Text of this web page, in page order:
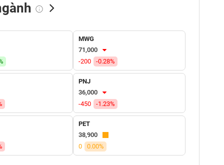
Tự doanh mua
MWG
71,000
-200
-0.28%
PNJ
36,000
-450
-1.23%
PET
38,900
0
0.00%